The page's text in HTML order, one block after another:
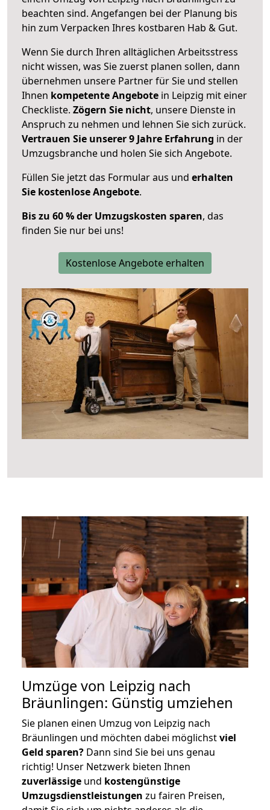
beachten sind. Angefangen bei der Planung bis
hin zum Verpacken Ihres kostbaren Hab & Gut.
Wenn Sie durch Ihren alltäglichen Arbeitsstress
nicht wissen, was Sie zuerst planen sollen, dann
übernehmen unsere Partner für Sie und stellen
Ihnen kompetente Angebote in Leipzig mit einer
Checkliste. Zögern Sie nicht, unsere Dienste in
Anspruch zu nehmen und lehnen Sie sich zurück.
Vertrauen Sie unserer 9 Jahre Erfahrung in der
Umzugsbranche und holen Sie sich Angebote.
Füllen Sie jetzt das Formular aus und erhalten
Sie kostenlose Angebote.
Bis zu 60 % der Umzugskosten sparen, das
finden Sie nur bei uns!
Kostenlose Angebote erhalten
Umzüge von Leipzig nach
Bräunlingen: Günstig umziehen
Sie planen einen Umzug von Leipzig nach
Bräunlingen und möchten dabei möglichstviel
Geld sparen? Dann sind Sie bei uns genau
richtig! Unser Netzwerk bieten Ihnen
zuverlässige und kostengünstige
Umzugsdienstleistungen zu fairen Preisen,